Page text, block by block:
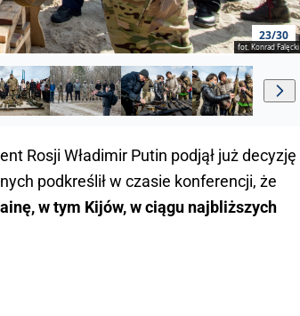
23/30
fot. Konrad Falęcki
Rosji Władimir Putin podjął już decyzję
podkreślił w czasie konferencji, że
w tym Kijów, w ciągu najbliższych